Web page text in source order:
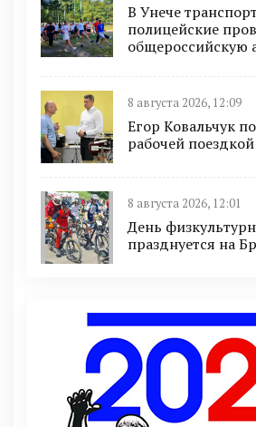
В Унече
полицейские
общероссийскую
8 августа 2026, 12:09
Егор Ковальчук
рабочей
8 августа 2026, 12:01
День
празднуется на